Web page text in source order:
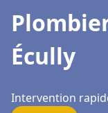
Écully
Intervention